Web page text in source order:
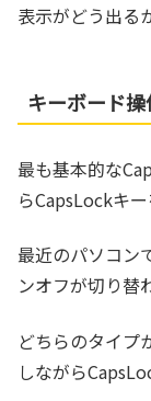
表示がどう出る
キーボード
最も基本的な
らCapsLockキー
最近のパソコン
ンオフが切り替
どちらのタイプ
しながら